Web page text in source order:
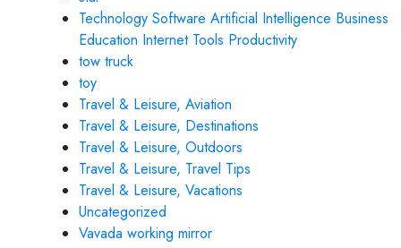
Technology Software Artificial Intelligence Business
Education Internet Tools Productivity
tow truck
toy
Travel & Leisure, Aviation
Travel & Leisure, Destinations
Travel & Leisure, Outdoors
Travel & Leisure, Travel Tips
Travel & Leisure, Vacations
Uncategorized
Vavada working mirror